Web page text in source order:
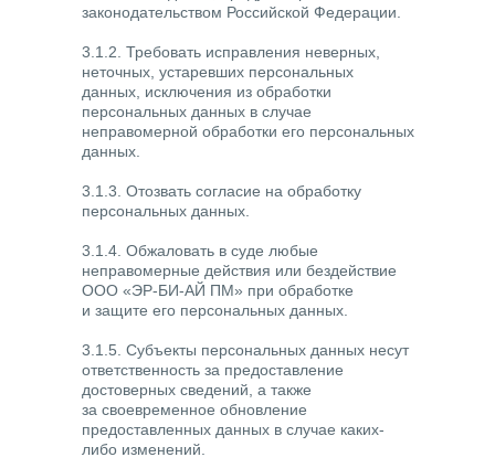
законодательством Российской Федерации.
3.1.2. Требовать исправления неверных,
неточных, устаревших персональных
данных, исключения из обработки
персональных данных в случае
неправомерной обработки его персональных
данных.
3.1.3. Отозвать согласие на обработку
персональных данных.
3.1.4. Обжаловать в суде любые
неправомерные действия или бездействие
ООО «ЭР-БИ-АЙ ПМ» при обработке
и защите его персональных данных.
3.1.5. Субъекты персональных данных несут
ответственность за предоставление
достоверных сведений, а также
за своевременное обновление
предоставленных данных в случае каких-
либо изменений.